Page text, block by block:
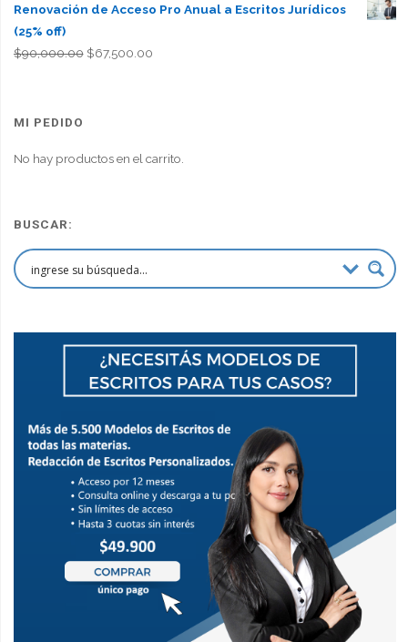
Renovación de Acceso Pro Anual a Escritos Jurídicos
(25% off)
$90,000.00 El
$67,500.00El
MI PEDIDO
No hay productos en el carrito.
BUSCAR: